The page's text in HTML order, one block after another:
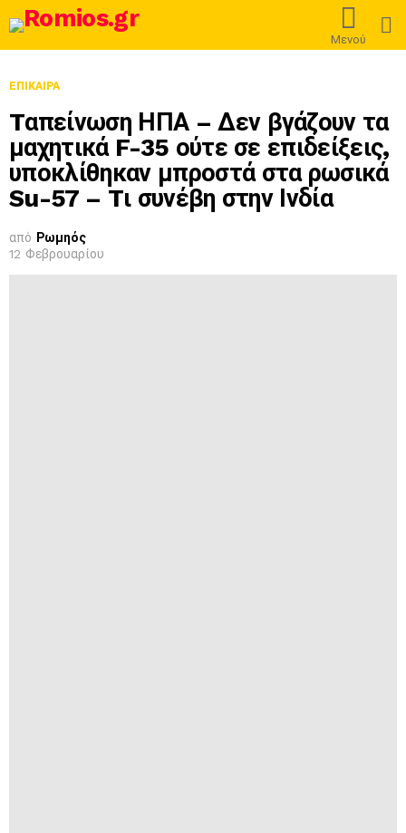
Μενού
ΕΠΊΚΑΙΡΑ
Tαπείνωση ΗΠΑ – Δεν βγάζουν τα
μαχητικά F-35 ούτε σε επιδείξεις,
υποκλίθηκαν μπροστά στα ρωσικά
Su-57 – Tι συνέβη στην Ινδία
από Ρωμηός
12 Φεβρουαρίου